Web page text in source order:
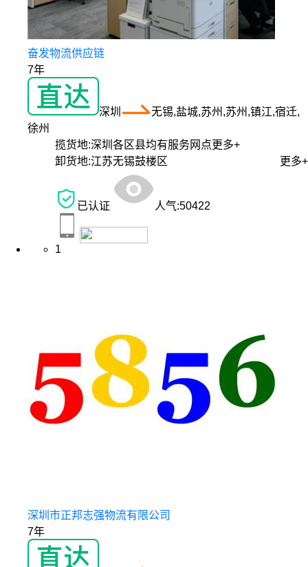
奋发物流供应链
7年
深圳
无锡,盐城,苏州,苏州,镇江,宿迁,
徐州
揽货地:深圳各区县均有服务网点更多+
卸货地:江苏无锡鼓楼区 更多+
已认证 人气:50422
1
深圳市正邦志强物流有限公司
7年